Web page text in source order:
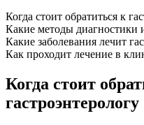
Когда стоит обратиться к
Какие методы диагностики
Какие заболевания лечит
Как проходит лечение в
Когда стоит
гастроэнтерологу